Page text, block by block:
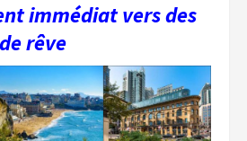
immédiat vers des
rêve